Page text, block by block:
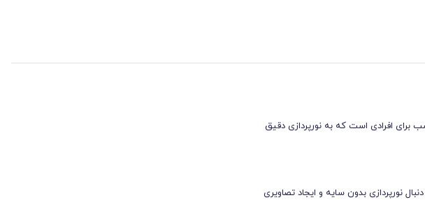
برای افرادی است که به نورپردازی دقیق
نورپردازی بدون سایه و ایجاد تصاویری